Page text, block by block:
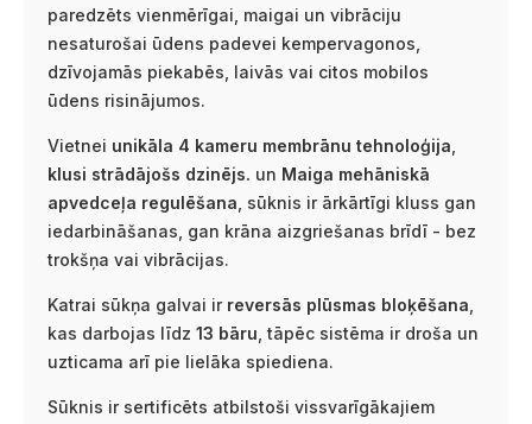
paredzēts vienmērīgai, maigai un vibrāciju
nesaturošai ūdens padevei kempervagonos,
dzīvojamās piekabēs, laivās vai citos mobilos
ūdens risinājumos.
Vietnei unikāla 4 kameru membrānu tehnoloģija
klusi strādājošs dzinējs. un Maiga mehāniskā
apvedceļa regulēšana , sūknis ir ārkārtīgi kluss gan
iedarbināšanas, gan krāna aizgriešanas brīdī - bez
trokšņa vai vibrācijas.
Katrai sūkņa galvai ir reversās plūsmas bloķēšana
kas darbojas līdz 13 bāru , tāpēc sistēma ir droša un
uzticama arī pie lielāka spiediena.
Sūknis ir sertificēts atbilstoši vissvarīgākajiem